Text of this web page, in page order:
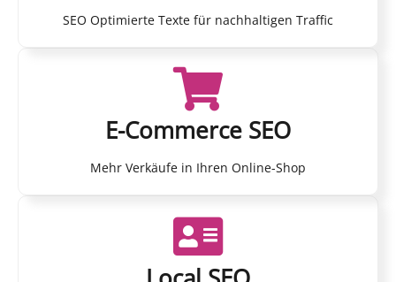
SEO Optimierte Texte für nachhaltigen Traffic
E-Commerce SEO
Mehr Verkäufe in Ihren Online-Shop